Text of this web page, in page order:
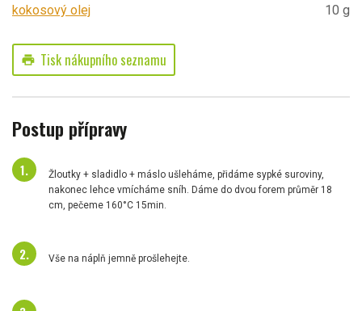
kokosový olej
10 g
print Tisk nákupního seznamu
Postup přípravy
Žloutky + sladidlo + máslo ušleháme, přidáme sypké suroviny,
nakonec lehce vmícháme sníh. Dáme do dvou forem průměr 18
cm, pečeme 160°C 15min.
Vše na náplň jemně prošlehejte.